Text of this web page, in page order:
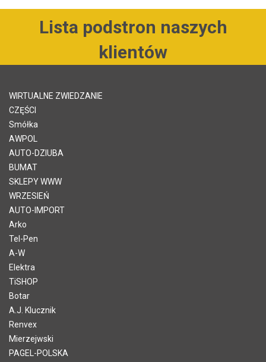
Lista podstron naszych
klientów
WIRTUALNE ZWIEDZANIE
CZĘŚCI
Smółka
AWPOL
AUTO-DZIUBA
BUMAT
SKLEPY WWW
WRZESIEŃ
AUTO-IMPORT
Arko
Tel-Pen
A-W
Elektra
TiSHOP
Botar
A.J. Klucznik
Renvex
Mierzejwski
PAGEL-POLSKA